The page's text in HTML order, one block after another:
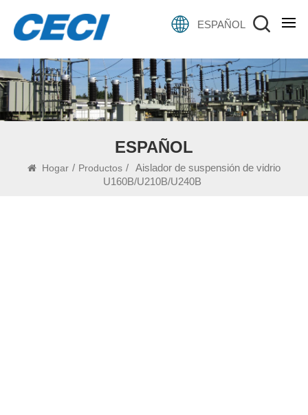
ESPAÑOL
ESPAÑOL
Hogar / Productos / Aislador de suspensión de vidrio
U160B/U210B/U240B